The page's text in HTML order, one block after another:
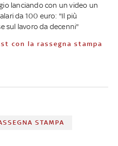
lanciando con un video un
da 100 euro: "Il più
sul lavoro da decenni"
STAMPA